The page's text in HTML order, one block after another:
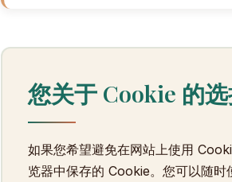
您关于 Cookie 的
如果您希望避免在网站上使用
览器中保存的 Cookie。您可以随时